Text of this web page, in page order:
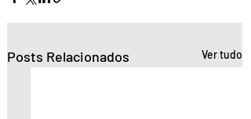
Posts Relacionados Ver tudo